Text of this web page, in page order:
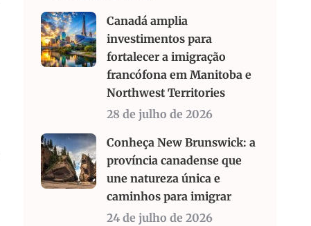
Canadá amplia
investimentos para
fortalecer a imigração
francófona em Manitoba e
Northwest Territories
28 de julho de 2026
Conheça New Brunswick: a
província canadense que
une natureza única e
caminhos para imigrar
24 de julho de 2026